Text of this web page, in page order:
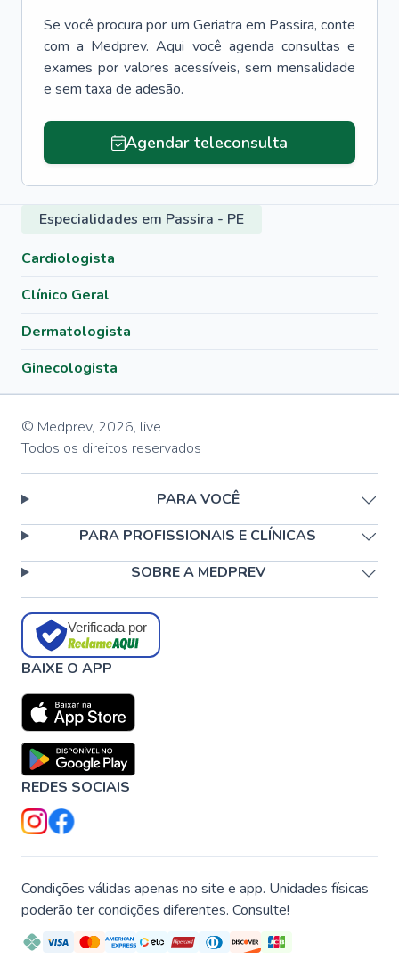
Se você procura por um Geriatra em Passira, conte
com a Medprev. Aqui você agenda consultas e
exames por valores acessíveis, sem mensalidade
e sem taxa de adesão.
Agendar teleconsulta
Especialidades em Passira - PE
Cardiologista
Clínico Geral
Dermatologista
Ginecologista
© Medprev, 2026, live
Todos os direitos reservados
PARA VOCÊ
PARA PROFISSIONAIS E CLÍNICAS
SOBRE A MEDPREV
Verificada por
BAIXE O APP
REDES SOCIAIS
Condições válidas apenas no site e app. Unidades físicas
poderão ter condições diferentes. Consulte!